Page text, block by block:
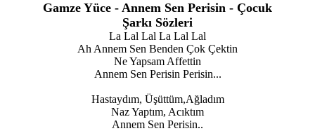
Gamze Yüce - Annem Sen Perisin - Çocuk
Şarkı Sözleri
La Lal Lal La Lal Lal
Ah Annem Sen Benden Çok Çektin
Ne Yapsam Affettin
Annem Sen Perisin Perisin...
Hastaydım, Üşüttüm,Ağladım
Naz Yaptım, Acıktım
Annem Sen Perisin..